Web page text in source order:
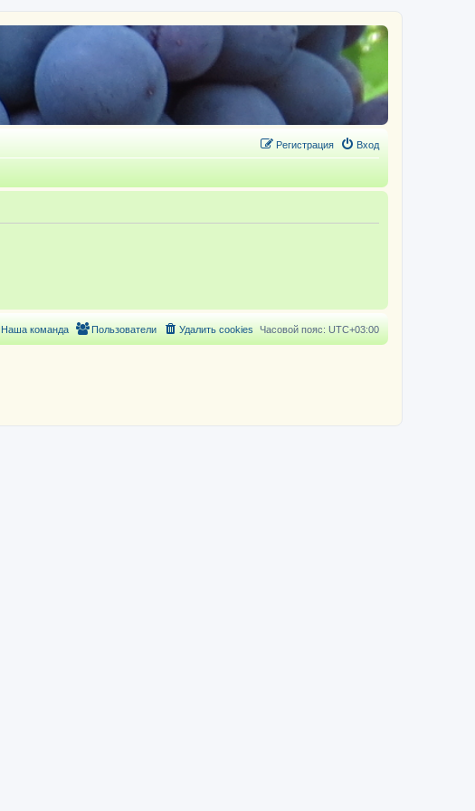
Вход
Регистрация
Часовой пояс: UTC+03:00
Удалить cookies
Пользователи
Наша команда